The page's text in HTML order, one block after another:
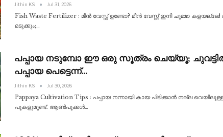
Jithin KS Jul 31, 2026
Fish Waste Fertilizer : മീൻ വേസ്റ്റ് ഉണ്ടോ? മീൻ വേസ്റ്റ് ഇനി ചുമ്മാ
മടുക്കും;…
പപ്പായ നടുമ്പോ ഈ ഒരു സൂത്രം ചെയ്യൂ;
പപ്പായ പെട്ടെന്ന്…
Jithin KS Jul 30, 2026
Pappaya Cultivation Tips : പപ്പായ നന്നായി കായ പിടിക്കാൻ നല്ല
പൂകളുമുണ്ട്. ആൺപൂക്കൾ…